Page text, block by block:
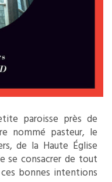
paroisse près de
nommé pasteur, le
de la Haute Église
se consacrer de tout
bonnes intentions